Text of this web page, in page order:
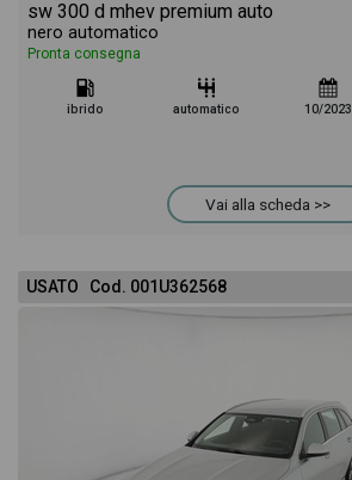
sw 300 d mhev premium auto
nero automatico
Pronta consegna
ibrido automatico 10/2023
Vai alla scheda >>
USATO Cod. 001U362568